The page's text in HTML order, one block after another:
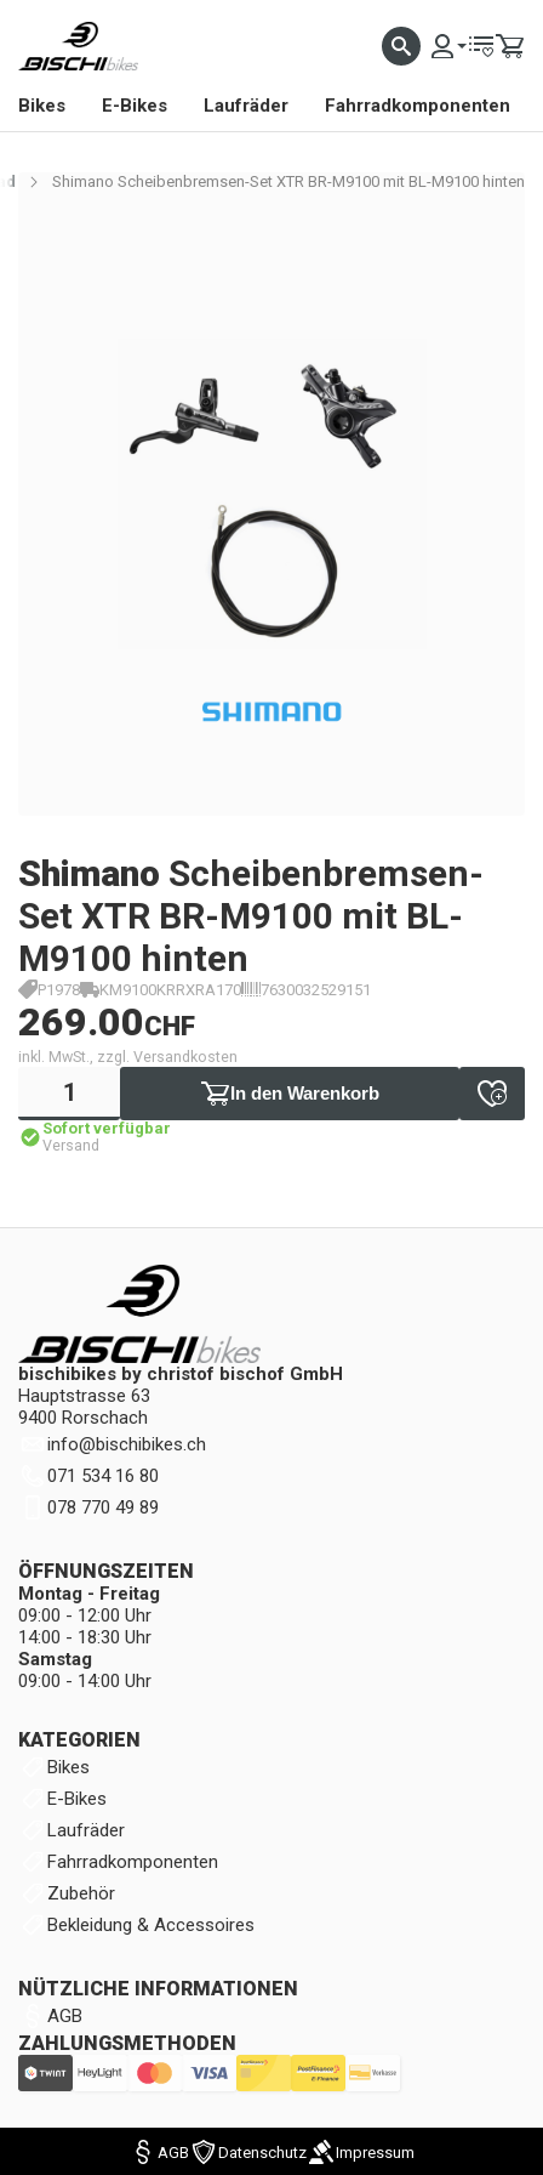
Bikes E-Bikes Laufräder Fahrradkomponenten
Shimano Scheibenbremsen-Set XTR BR-M9100 mit BL-M9100 hinten
Shimano Scheibenbremsen-
Set XTR BR-M9100 mit BL-
M9100 hinten
P1978 KM9100KRRXRA170 7630032529151
269.00CHF
inkl. MwSt., zzgl. Versandkosten
In den Warenkorb
Sofort verfügbar
Versand
bischibikes by christof bischof GmbH
Hauptstrasse 63
9400 Rorschach
info@bischibikes.ch
071 534 16 80
078 770 49 89
KATEGORIEN
Bikes
E-Bikes
Laufräder
Fahrradkomponenten
Zubehör
Bekleidung & Accessoires
NÜTZLICHE INFORMATIONEN
AGB
ZAHLUNGSMETHODEN
ÖFFNUNGSZEITEN
Montag - Freitag
09:00 - 12:00 Uhr
14:00 - 18:30 Uhr
Samstag
09:00 - 14:00 Uhr
AGB Datenschutz Impressum